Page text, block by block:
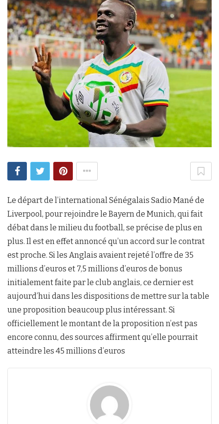
Le départ de l’international Sénégalais Sadio Mané de
Liverpool, pour rejoindre le Bayern de Munich, qui fait
débat dans le milieu du football, se précise de plus en
plus. Il est en effet annoncé qu’un accord sur le contrat
est proche. Si les Anglais avaient rejeté l’offre de 35
millions d’euros et 7,5 millions d’euros de bonus
initialement faite par le club anglais, ce dernier est
aujourd’hui dans les dispositions de mettre sur la table
une proposition beaucoup plus intéressant. Si
officiellement le montant de la proposition n’est pas
encore connu, des sources affirment qu’elle pourrait
atteindre les 45 millions d’euros